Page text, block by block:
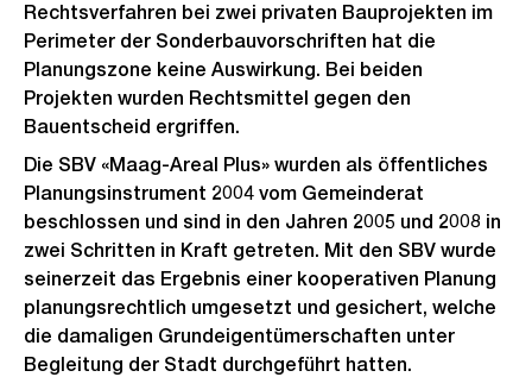
Rechtsverfahren bei zwei privaten Bauprojekten im
Perimeter der Sonderbauvorschriften hat die
Planungszone keine Auswirkung. Bei beiden
Projekten wurden Rechtsmittel gegen den
Bauentscheid ergriffen.
Die SBV «Maag-Areal Plus» wurden als öffentliches
Planungsinstrument 2004 vom Gemeinderat
beschlossen und sind in den Jahren 2005 und 2008 in
zwei Schritten in Kraft getreten. Mit den SBV wurde
seinerzeit das Ergebnis einer kooperativen Planung
planungsrechtlich umgesetzt und gesichert, welche
die damaligen Grundeigentümerschaften unter
Begleitung der Stadt durchgeführt hatten.